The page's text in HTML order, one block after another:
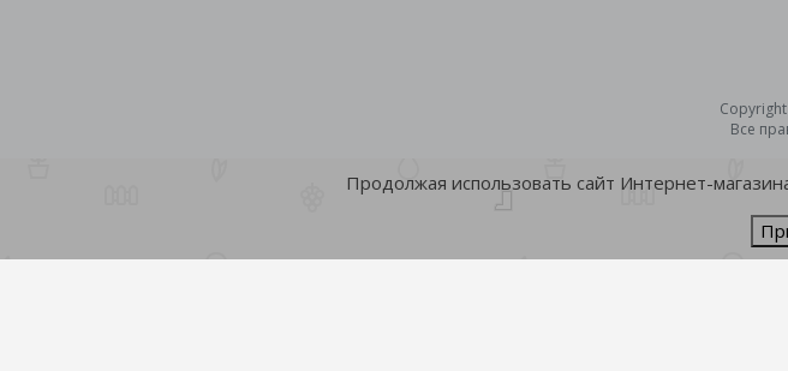
Все
Продолжая использовать сайт Интернет-